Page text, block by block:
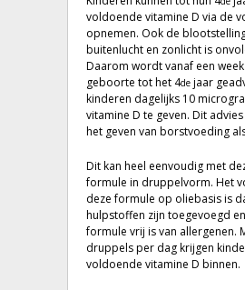
voldoende vitamine D via de
opnemen. Ook de
buitenlucht en zonlicht is
Daarom wordt vanaf een
geboorte tot het 4de jaar
kinderen dagelijks 10
vitamine D te geven. Dit
het geven van borstvoeding
Dit kan heel eenvoudig met
formule in druppelvorm. Het
deze formule op oliebasis is
hulpstoffen zijn toegevoegd
formule vrij is van allergenen.
druppels per dag krijgen
voldoende vitamine D binnen.